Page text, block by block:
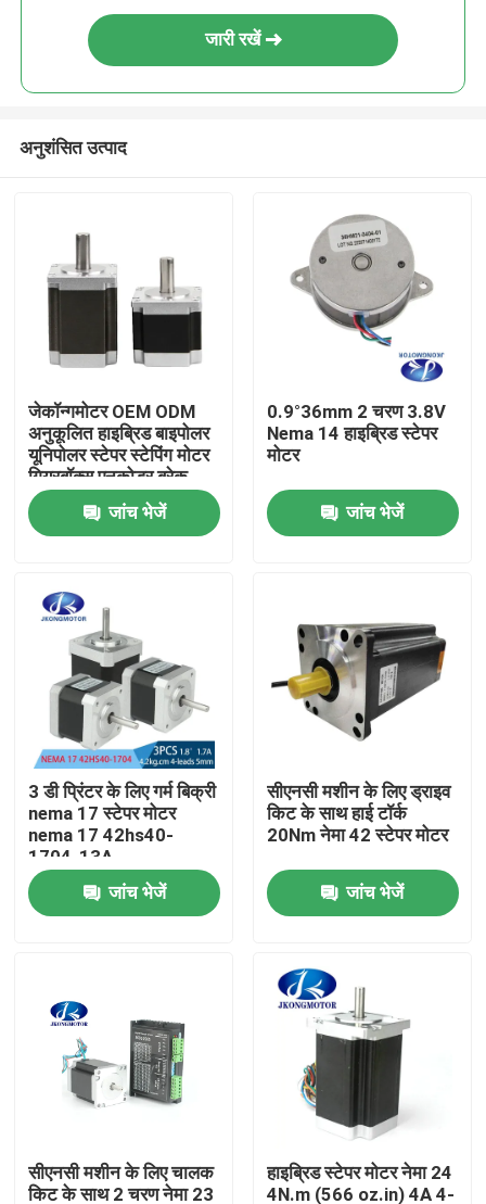
उत्पाद
हमारे बारे में
कारखाना भ्रमण
गुणवत्ता नियंत्रण
संपर्क करें
एकीकृत स्टेपर सर्वो मोटर
ब्रशलेस डीसी मोटर
जारी रखें
अनुशंसित उत्पाद
जेकॉन्गमोटर OEM ODM
अनुकूलित हाइब्रिड बाइपोलर
यूनिपोलर स्टेपर स्टेपिंग मोटर
गियरबॉक्स एनकोडर ब्रेक
इंटीग्रेटेड ड्राइवर के साथ
जांच भेजें
0.9°36mm 2 चरण 3.8V
Nema 14 हाइब्रिड स्टेपर
मोटर
जांच भेजें
3 डी प्रिंटर के लिए गर्म बिक्री
nema 17 स्टेपर मोटर
nema 17 42hs40-
1704-13A
जांच भेजें
सीएनसी मशीन के लिए ड्राइव
किट के साथ हाई टॉर्क
20Nm नेमा 42 स्टेपर मोटर
जांच भेजें
सीएनसी मशीन के लिए चालक
किट के साथ 2 चरण नेमा 23
हाइब्रिड स्टेपर मोटर नेमा 24
4N.m (566 oz.in) 4A 4-